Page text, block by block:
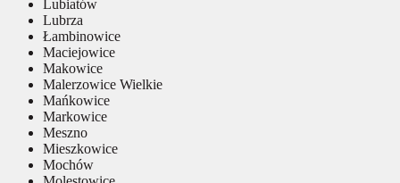
Lubiatów
Lubrza
Łambinowice
Maciejowice
Makowice
Malerzowice Wielkie
Mańkowice
Markowice
Meszno
Mieszkowice
Mochów